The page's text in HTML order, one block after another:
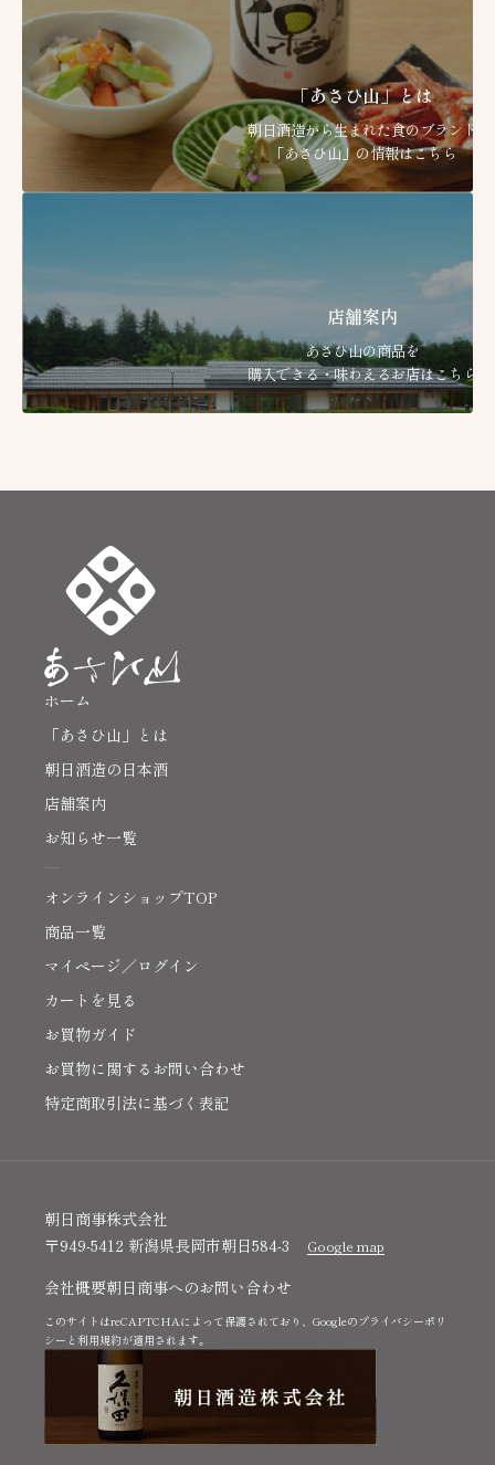
「あさひ山」とは
朝日酒造から生まれた食のブランド
「あさひ山」の情報はこちら
店舗案内
あさひ山の商品を
購入できる・味わえるお店はこちら
ホーム
「あさひ山」とは
朝日酒造の日本酒
店舗案内
お知らせ一覧
オンラインショップTOP
商品一覧
マイページ／ログイン
カートを見る
お買物ガイド
お買物に関するお問い合わせ
特定商取引法に基づく表記
朝日商事株式会社
〒949-5412 新潟県長岡市朝日584-3
Google map
会社概要朝日商事へのお問い合わせ
このサイトはreCAPTCHAによって保護されており、Googleの プライバシーポリ
シー と 利用規約が適用されます。